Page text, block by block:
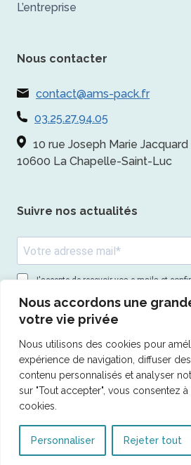
Nous accordons une
votre vie privée
Nous utilisons des cookies pour
expérience de navigation, diffuser
contenu personnalisés et analyser
sur "Tout accepter", vous consentez
cookies.
Personnaliser Rejeter tout
L’entreprise
Nous contacter
contact@ams-pack.fr
03.25.27.94.05
10 rue Joseph Marie Jacquard
10600 La Chapelle-Saint-Luc
Suivre nos actualités
J'accepte de recevoir vos e-mails et
mentions légales.
Vous pouvez vous désinscrire à tout moment
S'inscrire
© 2026 AMS pack -Mentions
réservés